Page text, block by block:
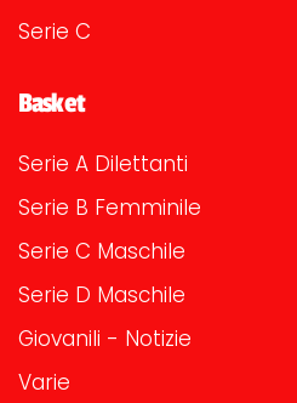
Serie C
Basket
Serie A Dilettanti
Serie B Femminile
Serie C Maschile
Serie D Maschile
Giovanili - Notizie
Varie